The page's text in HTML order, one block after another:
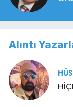
Alıntı